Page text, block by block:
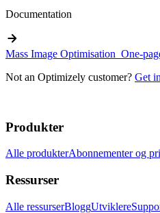
Documentation
arrow_forward
Mass Image Optimisation_One-
Not an Optimizely customer? Get
Produkter
Alle produkterAbonnementer og
Ressurser
Alle ressurserBloggUtviklere